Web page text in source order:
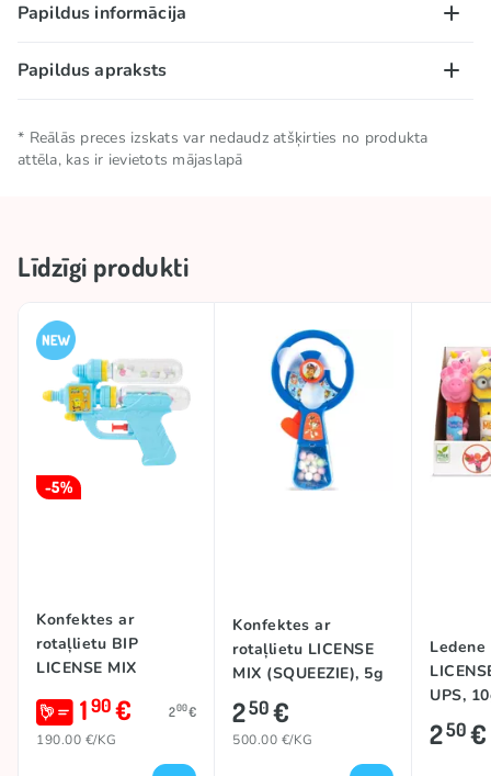
Papildus informācija
Neto daudzums
Uzglabāšanas
nosacījumi
Uzglabāt vēsā un sausā
Izcelsmes valsts
Licence
Papildus apraksts
* Reālās preces izskats var nedaudz atšķirties no produkta
attēla, kas ir ievietots mājaslapā
Līdzīgi produkti
-5%
Konfektes ar
rotaļlietu BIP
LICENSE MIX
190€ 200€
190.00 €/KG
Konfektes ar
rotaļlietu LICENSE
MIX (SQUEEZIE), 5g
250€
500.00 €/KG
UPS,
250€